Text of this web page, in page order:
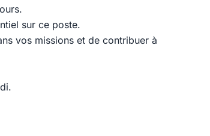
sur ce poste.
vos missions et de contribuer à